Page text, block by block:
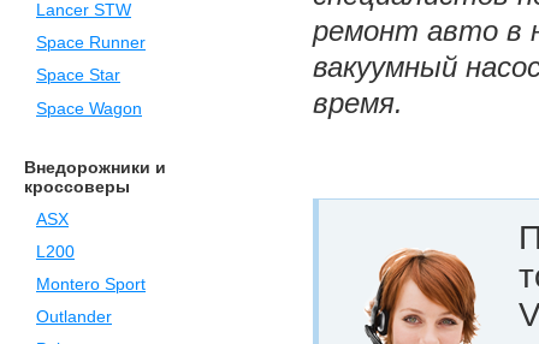
Lancer STW
Space Runner
Space Star
Space Wagon
Внедорожники и
кроссоверы
ASX
L200
Montero Sport
Outlander
ремонт авто в
вакуумный
время.